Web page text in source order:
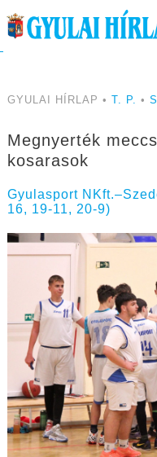
GYULAI HÍRLAP • T. P. •
Megnyerték
kosarasok
Gyulasport
16, 19-11, 20-9)